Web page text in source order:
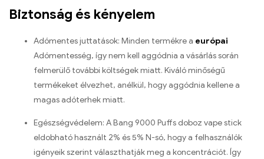
Biztonság és kényelem
Adómentes juttatások: Minden termékre a európai
Adómentesség, így nem kell aggódnia a vásárlás során
felmerülő további költségek miatt. Kiváló minőségű
termékeket élvezhet, anélkül, hogy aggódnia kellene a
magas adóterhek miatt.
Egészségvédelem: A Bang 9000 Puffs doboz vape stick
eldobható használt 2% és 5% N-só, hogy a felhasználók
igényeik szerint választhatják meg a koncentrációt. Így